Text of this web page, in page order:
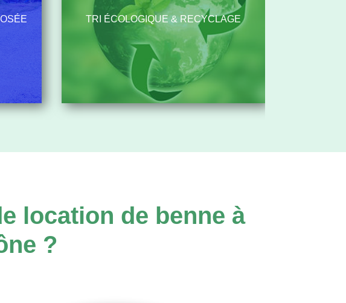
TRI ÉCOLOGIQUE & RECYCLAGE
location de benne à
?